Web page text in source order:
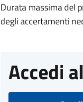
Durata massima del
degli accertamenti
Accedi